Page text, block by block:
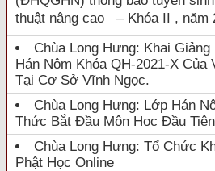
thuật nâng cao – Khóa II , năm
Chùa Long Hưng: Khai
Hán Nôm Khóa QH-2021-X Của
Tại Cơ Sở Vĩnh Ngọc.
Chùa Long Hưng: Lớp Hán
Thức Bắt Đầu Môn Học Đầu Tiên
Chùa Long Hưng: Tổ Chức
Phật Học Online